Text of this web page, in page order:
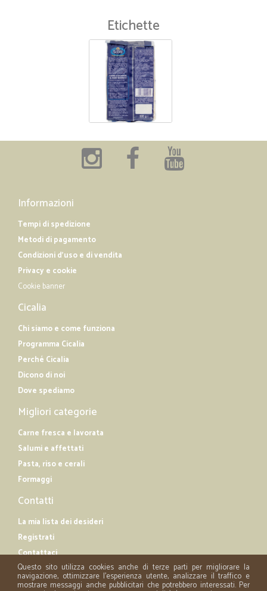
Etichette
Informazioni
Tempi di spedizione
Metodi di pagamento
Condizioni d'uso e di vendita
Privacy e cookie
Cookie banner
Cicalia
Chi siamo e come funziona
Programma Cicalia
Perché Cicalia
Dicono di noi
Dove spediamo
Migliori categorie
Carne fresca e lavorata
Salumi e affettati
Pasta, riso e cerali
Formaggi
Contatti
La mia lista dei desideri
Registrati
Contattaci
Questo sito utilizza cookies anche di terze parti per migliorare la
navigazione, ottimizzare l'esperienza utente, analizzare il traffico e
mostrare messaggi anche pubblicitari che potrebbero interessati. Per